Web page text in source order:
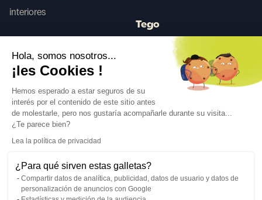
Síguenos
interiores
Tego
Antes/Después IA
Idioma ES ↓
Hola, somos nosotros...
¡les Cookies !
Hemos esperado a estar seguros de su
interés por el contenido de este sitio antes
de molestarle, pero nos gustaría acompañarle durante su visita...
¿Te parece bien?
Lea la política de privacidad
¿Para qué sirven estas galletas?
Compartir datos de analítica, publicidad, datos de usuario y datos de
personalización de anuncios con Google